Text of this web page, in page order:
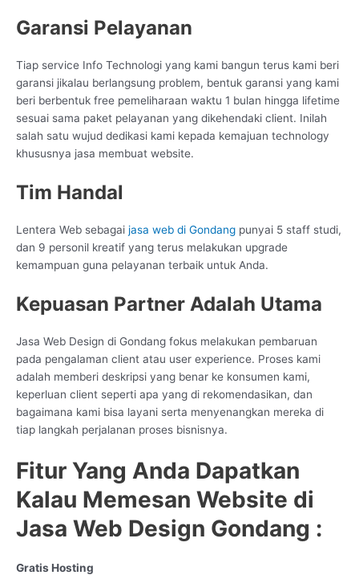
Garansi Pelayanan
Tiap service Info Technologi yang kami bangun terus kami beri
garansi jikalau berlangsung problem, bentuk garansi yang kami
beri berbentuk free pemeliharaan waktu 1 bulan hingga lifetime
sesuai sama paket pelayanan yang dikehendaki client. Inilah
salah satu wujud dedikasi kami kepada kemajuan technology
khususnya jasa membuat website.
Tim Handal
Lentera Web sebagai jasa web di Gondang punyai 5 staff studi,
dan 9 personil kreatif yang terus melakukan upgrade
kemampuan guna pelayanan terbaik untuk Anda.
Kepuasan Partner Adalah Utama
Jasa Web Design di Gondang fokus melakukan pembaruan
pada pengalaman client atau user experience. Proses kami
adalah memberi deskripsi yang benar ke konsumen kami,
keperluan client seperti apa yang di rekomendasikan, dan
bagaimana kami bisa layani serta menyenangkan mereka di
tiap langkah perjalanan proses bisnisnya.
Fitur Yang Anda Dapatkan
Kalau Memesan Website di
Jasa Web Design Gondang :
Gratis Hosting